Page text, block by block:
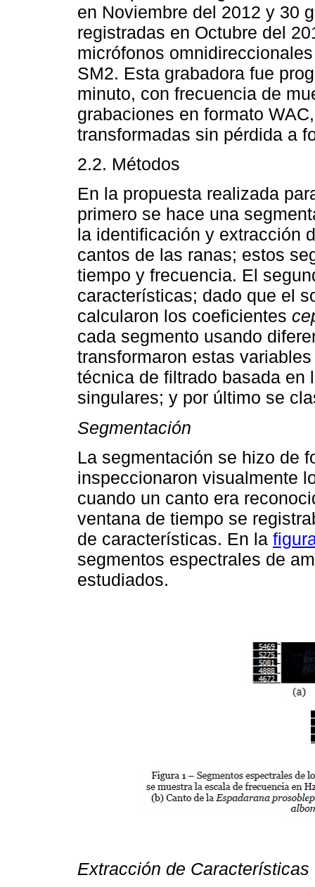
en Noviembre del 2012 y 30
registradas en Octubre del
micrófonos
SM2. Esta grabadora fue
minuto, con frecuencia de
grabaciones en formato
transformadas sin pérdida a
2.2. Métodos
En la propuesta realizada
primero se hace una
la identificación y extracción
cantos de las ranas; estos
tiempo y frecuencia. El
características; dado que el
calcularon los coeficientes
cada segmento usando
transformaron estas
técnica de filtrado basada en
singulares; y por último se
Segmentación
La segmentación se hizo de
inspeccionaron visualmente
cuando un canto era
ventana de tiempo se
de características. En la
segmentos espectrales de
estudiados.
Extracción de Características